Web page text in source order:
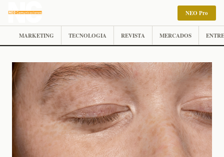
NEO Pro
MARKETING TECNOLOGIA REVISTA MERCADOS